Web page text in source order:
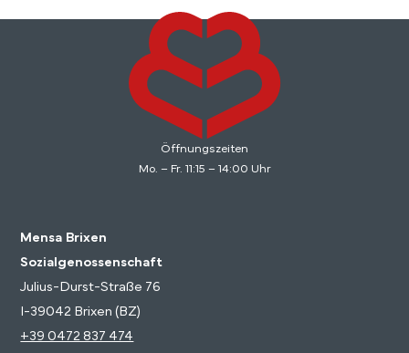
Öffnungszeiten
Mo. – Fr. 11:15 – 14:00 Uhr
Mensa Brixen
Sozialgenossenschaft
Julius-Durst-Straße 76
I-39042 Brixen (BZ)
+39 0472 837 474